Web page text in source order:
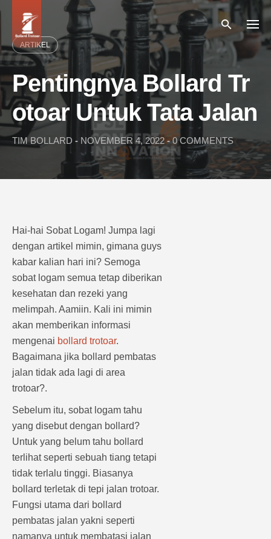
content
ARTIKEL
Pentingnya Bollard Tr
otoar Untuk Tata Jalan
TIM BOLLARD - NOVEMBER 4, 2022-0 COMMENTS
Hai-hai Sobat Logam! Jumpa lagi
dengan artikel mimin, gimana guys
kabar kalian hari ini? Semoga
sobat logam semua tetap diberikan
kesehatan dan rezeki yang
melimpah. Aamiin. Kali ini mimin
akan memberikan informasi
mengenai bollard trotoar.
Bagaimana jika bollard pembatas
jalan tidak ada lagi di area
trotoar?.
Sebelum itu, sobat logam tahu
yang disebut dengan bollard?
Untuk yang belum tahu bollard
terlihat seperti sebuah tiang tetapi
tidak terlalu tinggi. Biasanya
bollard terletak di tepi jalan trotoar.
Fungsi utama dari bollard
pembatas jalan yakni seperti
namanya untuk membatasi jalan